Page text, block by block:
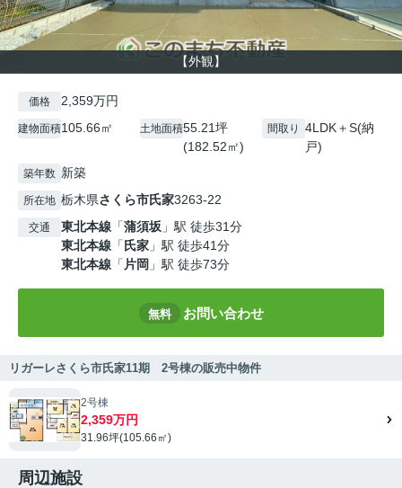
【外観】
価格 2,359万円
建物面積105.66㎡ 土地面積55.21坪
(182.52㎡)
間取り
4LDK＋S(納
戸)
築年数 新築
所在地 栃木県さくら市氏家3263-22
交通 東北本線 「蒲須坂 」駅 徒歩31分
東北本線 「 氏家 」駅 徒歩41分
東北本線 「 片岡 」駅 徒歩73分
無料 お問い合わせ
リガーレさくら市氏家11期 2号棟の販売中物件
2号棟
2,359万円
31.96坪(105.66㎡)
周辺施設